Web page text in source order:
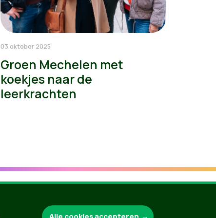
03 oktober 2025
Groen Mechelen met
koekjes naar de
leerkrachten